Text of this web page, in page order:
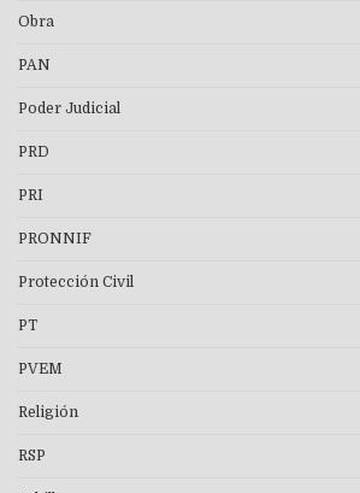
Obra
PAN
Poder Judicial
PRD
PRI
PRONNIF
Protección Civil
PT
PVEM
Religión
RSP